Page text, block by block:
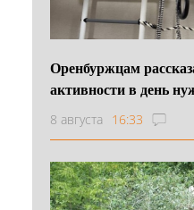
Оренбуржцам
активности в день
8 августа 16:33